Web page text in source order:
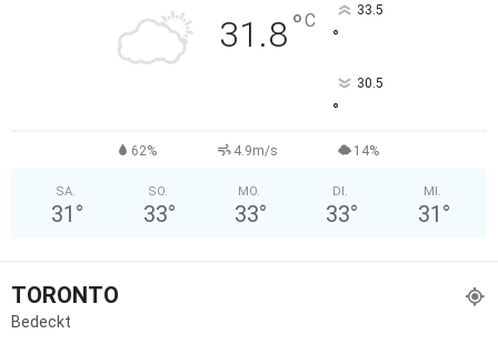
31.8°C 33.5
°
30.5
°
62% 4.9m/s 14%
SA.
31 °
SO.
33°
MO.
33°
DI.
33°
MI.
31 °
TORONTO
Bedeckt